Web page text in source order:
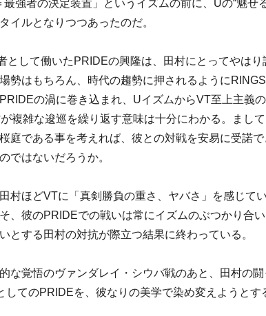
強者の決定装置」というイズムの前に、Uの“魅せ
イルとなりつつあったのだ。
として働いたPRIDEの興隆は、田村にとってやはり
勢はもちろん、時代の趨勢に押されるように
の渦に巻き込まれ、UイズムからVT至上主義
複雑な逡巡を繰り返す意味は十分にわかる。まし
庭である事を考えれば、彼との対戦を安易に受諾
ではないだろうか。
村ほどVTに「真剣勝負の重さ、ヤバさ」を感じて
、彼のPRIDEでの戦いは常にイズムのぶつかり合
とする田村の対抗が際立つ結果に終わっている。
な覚悟のヴァンダレイ・シウバ戦のあと、田村の
してのPRIDEを、彼なりの美学で染め変えようとす